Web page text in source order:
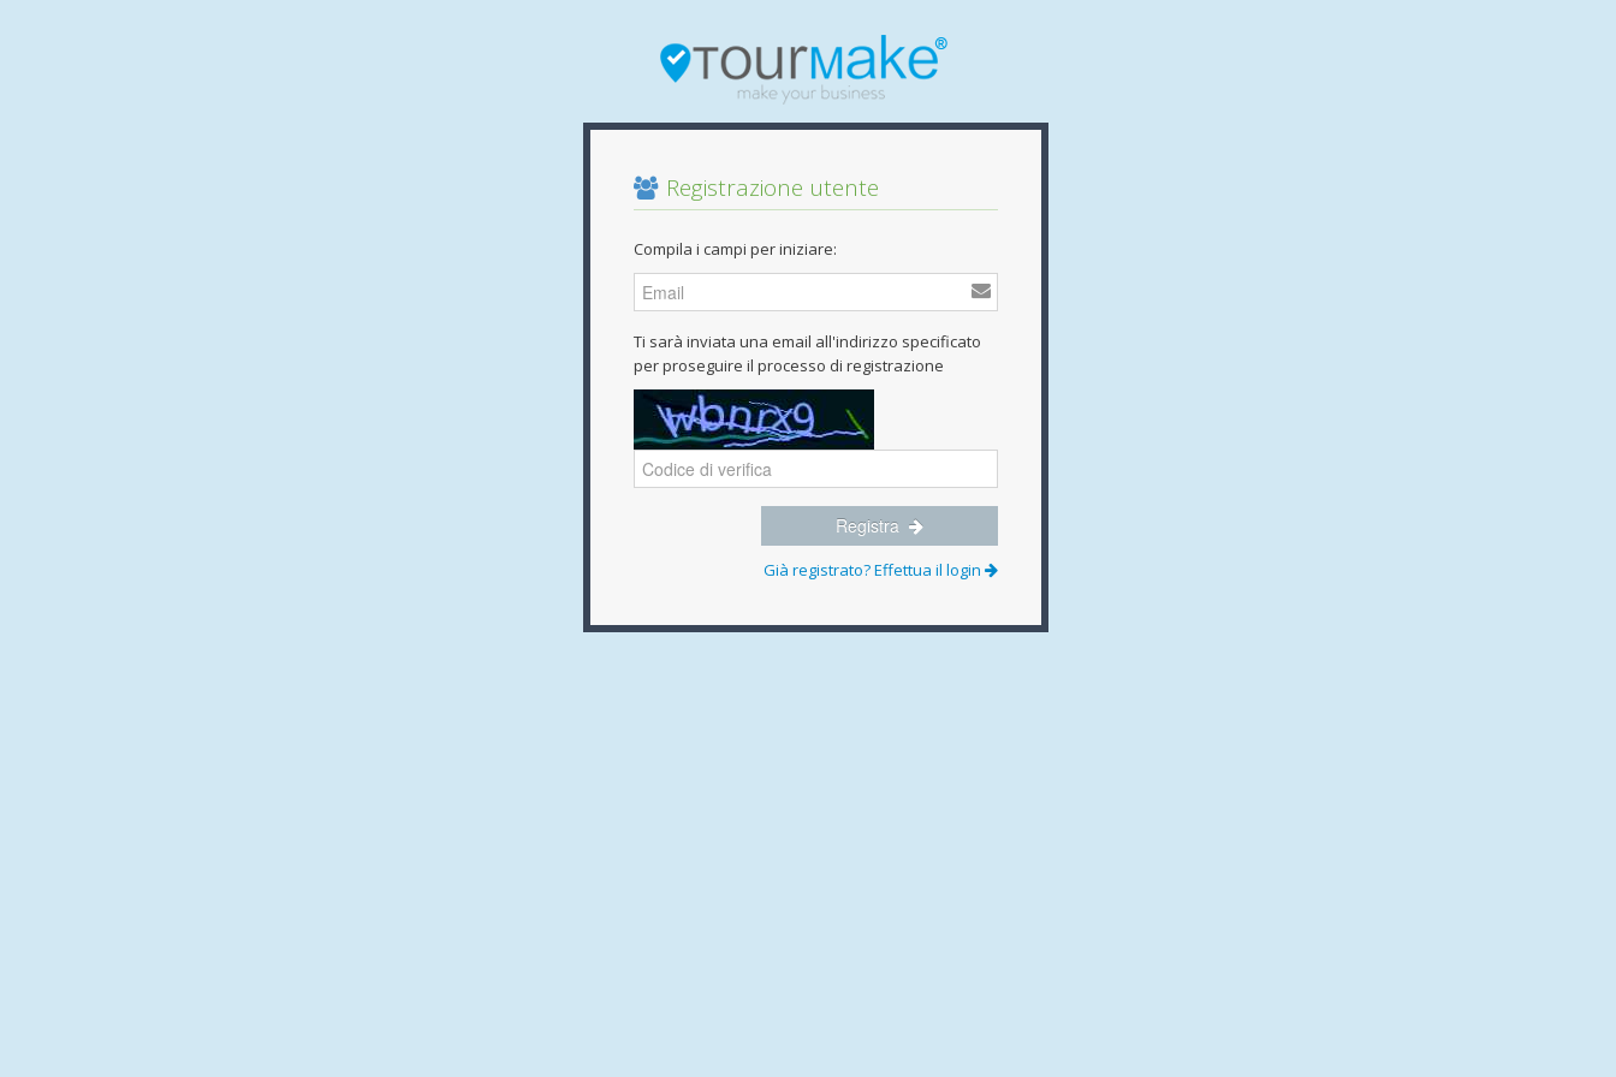
Registrazione utente
Compila i campi per iniziare:
Ti sarà inviata una email all'indirizzo specificato
per proseguire il processo di registrazione
Registra
Già registrato? Effettua il login